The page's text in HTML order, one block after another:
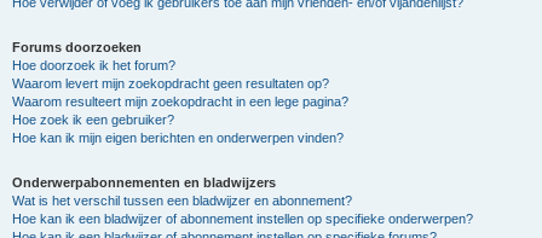
Forums doorzoeken
Hoe doorzoek ik het forum?
Waarom levert mijn zoekopdracht geen resultaten op?
Waarom resulteert mijn zoekopdracht in een lege pagina?
Hoe zoek ik een gebruiker?
Hoe kan ik mijn eigen berichten en onderwerpen vinden?
Onderwerpabonnementen en bladwijzers
Wat is het verschil tussen een bladwijzer en abonnement?
Hoe kan ik een bladwijzer of abonnement instellen op specifieke onderwerpen?